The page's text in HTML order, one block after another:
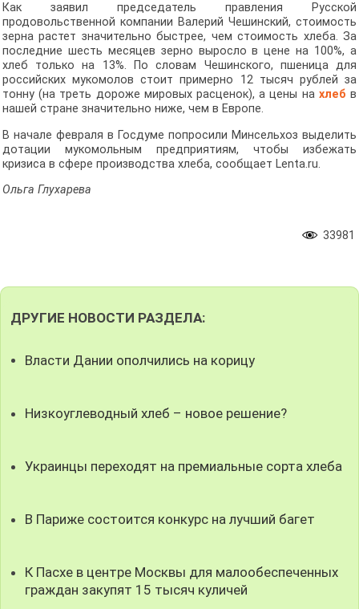
Как заявил председатель правления Русской
продовольственной компании Валерий Чешинский, стоимость
зерна растет значительно быстрее, чем стоимость хлеба. За
последние шесть месяцев зерно выросло в цене на 100%, а
хлеб только на 13%. По словам Чешинского, пшеница для
российских мукомолов стоит примерно 12 тысяч рублей за
тонну (на треть дороже мировых расценок), а цены на хлеб в
нашей стране значительно ниже, чем в Европе.
В начале февраля в Госдуме попросили Минсельхоз выделить
дотации мукомольным предприятиям, чтобы избежать
кризиса в сфере производства хлеба, сообщает Lenta.ru.
Ольга Глухарева
33981
ДРУГИЕ НОВОСТИ РАЗДЕЛА:
Власти Дании ополчились на корицу
Низкоуглеводный хлеб – новое решение?
Украинцы переходят на премиальные сорта хлеба
В Париже состоится конкурс на лучший багет
К Пасхе в центре Москвы для малообеспеченных
граждан закупят 15 тысяч куличей